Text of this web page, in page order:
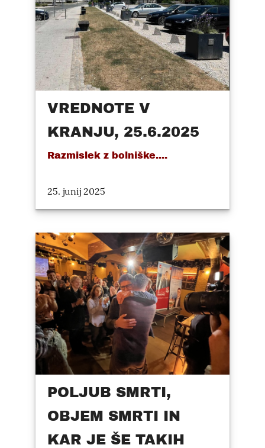
VREDNOTE V
KRANJU, 25.6.2025
Razmislek z bolniške....
25. junij 2025
POLJUB SMRTI,
OBJEM SMRTI IN
KAR JE ŠE TAKIH